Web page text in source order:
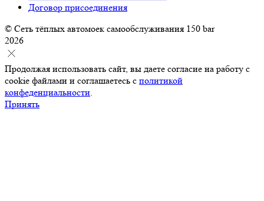
Договор присоединения
© Сеть тёплых автомоек самообслуживания 150 bar
2026
Продолжая использовать сайт, вы даете согласие на работу с
cookie файлами и соглашаетесь с политикой
конфеденциальности.
Принять